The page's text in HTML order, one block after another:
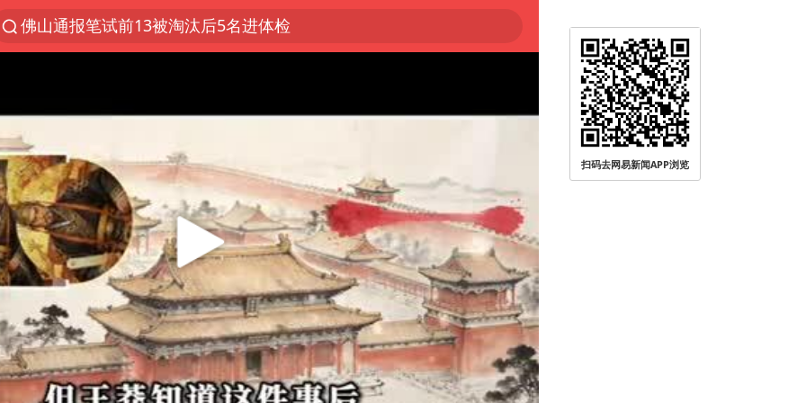
佛山通报笔试前13被淘汰后5名进体检
“立秋的第一杯奶茶”又爆单了
河南撤回“领导带薪错峰休假”通知
直击泰国校园6死枪击案现场
四川宜宾市高县发生4.9级地震
国防部：坚决反制任何闹海挑衅图谋
台湾海峡南口北上船舶实施交通管制
方程豹钛9新车申报
扫码去网易新闻APP浏览